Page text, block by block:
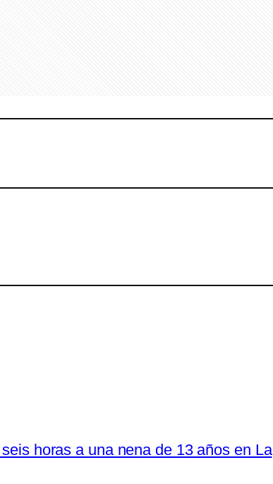
horas a una nena de 13 años en La